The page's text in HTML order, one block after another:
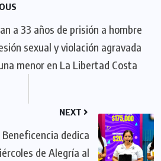
a 33 años de prisión a hombre
sexual y violación agravada
menor en La Libertad Costa
NEXT
dedica
de Alegría al